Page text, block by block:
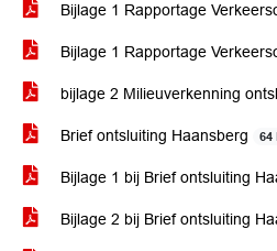
Bijlage 1 Rapportage
Bijlage 1 Rapportage
bijlage 2 Milieuverkenning
Brief ontsluiting Haansberg 64
Bijlage 1 bij Brief ontsluiting
Bijlage 2 bij Brief ontsluiting